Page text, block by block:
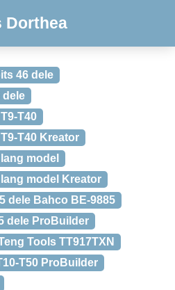
Dorthea
46 dele
dele
T40
T40 Kreator
model
model Kreator
dele Bahco BE-9885
dele ProBuilder
Tools TT917TXN
T50 ProBuilder